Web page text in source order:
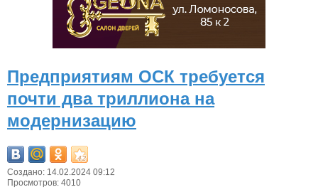
Предприятиям ОСК требуется
почти два триллиона на
модернизацию
Создано: 14.02.2024 09:12
Просмотров: 4010